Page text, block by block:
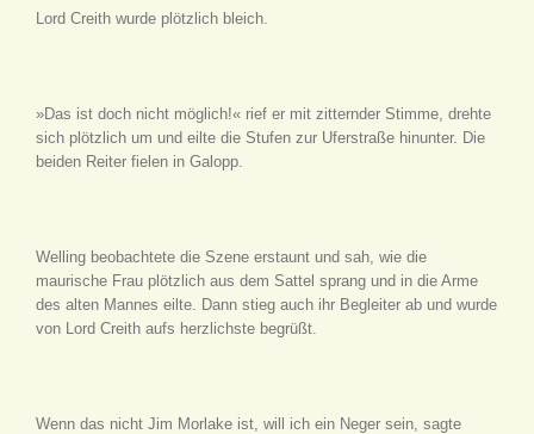
Lord Creith wurde plötzlich bleich.
»Das ist doch nicht möglich!« rief er mit zitternder Stimme, drehte
sich plötzlich um und eilte die Stufen zur Uferstraße hinunter. Die
beiden Reiter fielen in Galopp.
Welling beobachtete die Szene erstaunt und sah, wie die
maurische Frau plötzlich aus dem Sattel sprang und in die Arme
des alten Mannes eilte. Dann stieg auch ihr Begleiter ab und wurde
von Lord Creith aufs herzlichste begrüßt.
Wenn das nicht Jim Morlake ist, will ich ein Neger sein, sagte